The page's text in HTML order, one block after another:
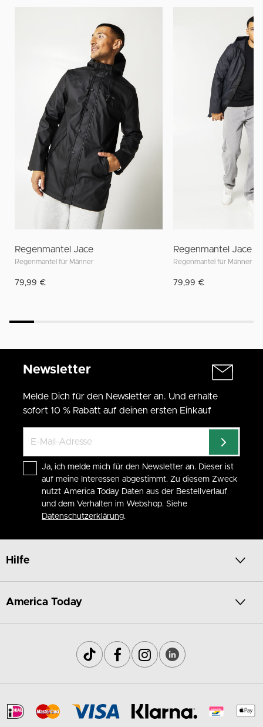
Regenmantel Jace
Regenmantel für Männer
79,99 €
Regenmantel Jace
Regenmantel für Männer
79,99 €
Newsletter
Melde Dich für den Newsletter an. Und erhalte
sofort 10 % Rabatt auf deinen ersten Einkauf
Ja, ich melde mich für den Newsletter an. Dieser ist
auf meine Interessen abgestimmt. Zu diesem Zweck
nutzt America Today Daten aus der Bestellverlauf
und dem Verhalten im Webshop. Siehe
Datenschutzerklärung.
Hilfe
America Today